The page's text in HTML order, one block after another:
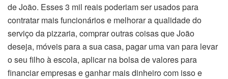
de João. Esses 3 mil reais poderiam ser usados para
contratar mais funcionários e melhorar a qualidade do
serviço da pizzaria, comprar outras coisas que João
deseja, móveis para a sua casa, pagar uma van para levar
o seu filho à escola, aplicar na bolsa de valores para
financiar empresas e ganhar mais dinheiro com isso e